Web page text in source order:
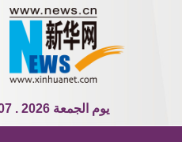
08 . 07 . 2026 يوم الجمعة